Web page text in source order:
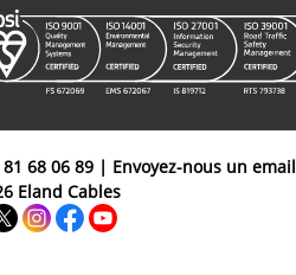
68 06 89 | Envoyez-nous un email
Eland Cables